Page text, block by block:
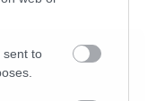
sent to